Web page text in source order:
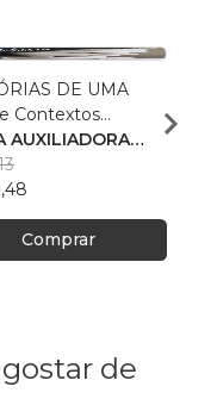
DE UMA
Contextos
do Brasil
AUXILIADORA
BARRETTO
Comprar
de